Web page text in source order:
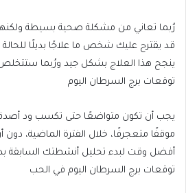
رُبما تعاني من مشكلة صحية بسيطة
قد يقترح عليك شخص ما علاجًا بديلًا
ينجح هذا العلاج بشكل جيد ورُبما
توقعات برج السرطان اليوم
يجب أن تكون متواضعًا حتى تكسب ود
موقفًا متعجرفًا، خلال الفترة الماضية، دون
أفضل وقت لبدء تحليل أنشطتك السابقة
توقعات برج السرطان اليوم في الحب